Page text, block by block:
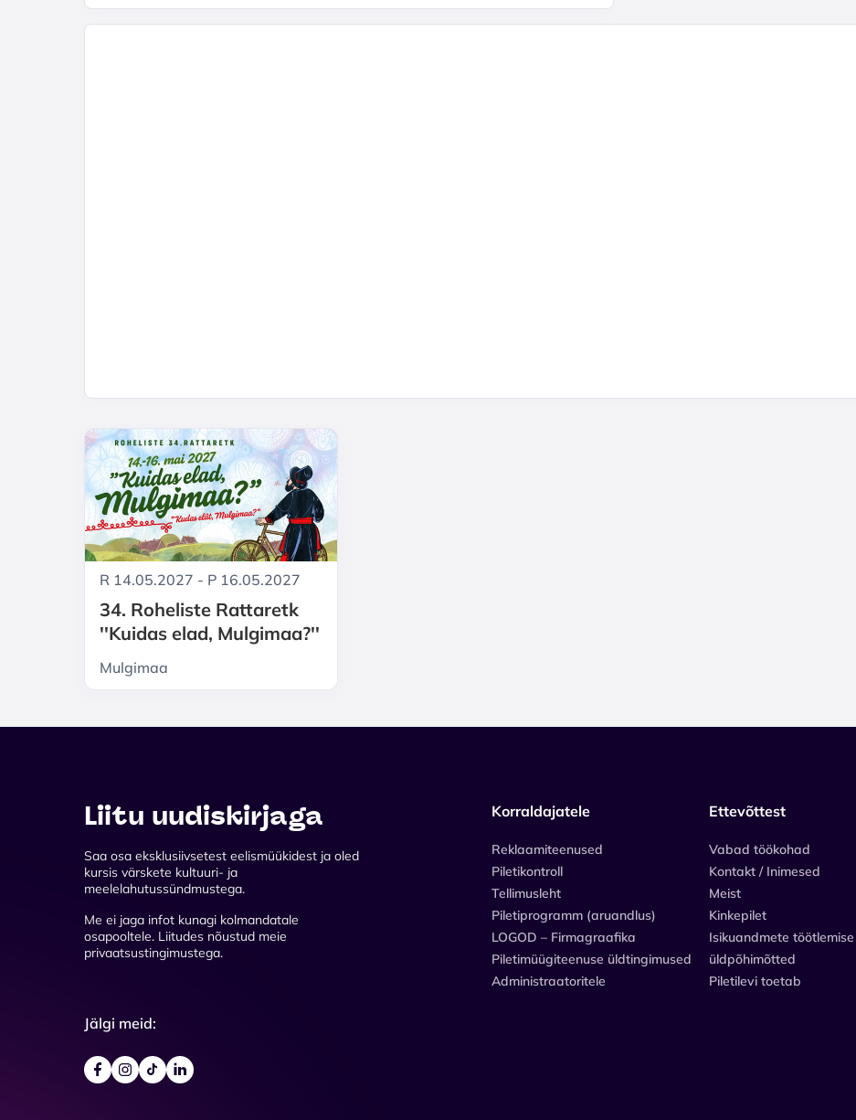
R 14.05.2027 - P 16.05.2027
34. Roheliste Rattaretk
''Kuidas elad, Mulgimaa?''
Mulgimaa
Liitu uudiskirjaga
Saa osa eksklusiivsetest eelismüükidest ja oled
kursis värskete kultuuri- ja
meelelahutussündmustega.
Me ei jaga infot kunagi kolmandatale
osapooltele. Liitudes nõustud meie
privaatsustingimustega.
Jälgi meid:
Korraldajatele
Reklaamiteenused
Piletikontroll
Tellimusleht
Piletiprogramm (aruandlus)
LOGOD – Firmagraafika
Piletimüügiteenuse üldtingimused
Administraatoritele
Ettevõttest
Vabad töökohad
Kontakt / Inimesed
Meist
Kinkepilet
Isikuandmete töötlemise
üldpõhimõtted
Piletilevi toetab